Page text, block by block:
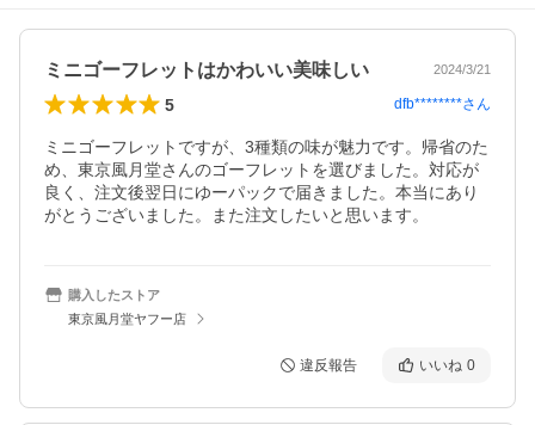
ミニゴーフレットはかわいい美味しい 2024/3/21
5 dfb********さん
ミニゴーフレットですが、3種類の味が魅力です。帰省のた
め、東京風月堂さんのゴーフレットを選びました。対応が
良く、注文後翌日にゆーパックで届きました。本当にあり
がとうございました。また注文したいと思います。
購入したストア
東京風月堂ヤフー店
違反報告 いいね 0